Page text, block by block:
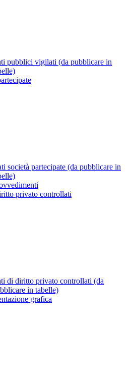
pubblici vigilati (da pubblicare in
società partecipate (da pubblicare in
privato controllati
di diritto privato controllati (da
in tabelle)
grafica